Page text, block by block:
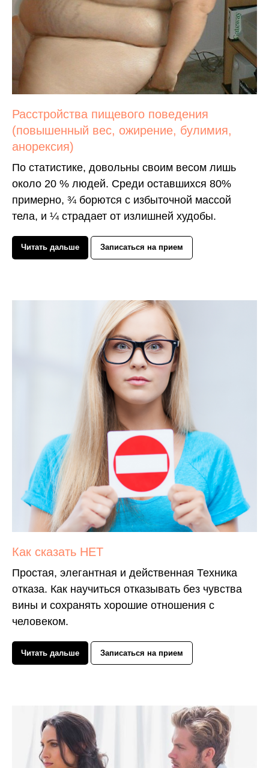
Расстройства пищевого поведения
(повышенный вес, ожирение, булимия,
анорексия)
По статистике, довольны своим весом лишь
около 20 % людей. Среди оставшихся 80%
примерно, ¾ борются с избыточной массой
тела, и ¼ страдает от излишней худобы.
Читать дальше Записаться на прием
Как сказать НЕТ
Простая, элегантная и действенная Техника
отказа. Как научиться отказывать без чувства
вины и сохранять хорошие отношения с
человеком.
Читать дальше Записаться на прием